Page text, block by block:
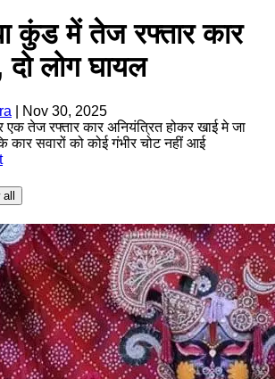
कुंड में तेज रफ्तार कार
दो लोग घायल
Nov 30, 2025
एक तेज रफ्तार कार अनियंत्रित होकर खाई मे जा
कार सवारों को कोई गंभीर चोट नहीं आई